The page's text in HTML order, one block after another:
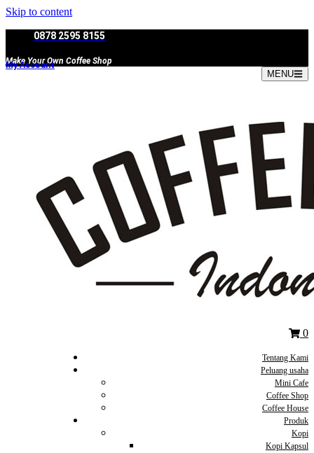
Skip to content
0878 2595 8155
Make Your Own Coffee Shop
My Account
MENU
0
Tentang Kami
Peluang usaha
Mini Cafe
Coffee Shop
Coffee House
Produk
Kopi
Kopi Kapsul